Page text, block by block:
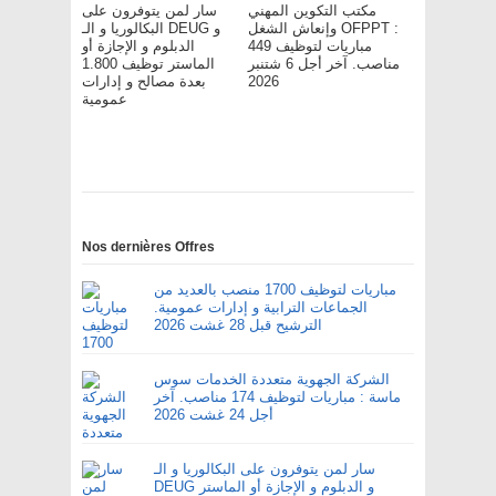
سار لمن يتوفرون على
البكالوريا و الـ DEUG و
الدبلوم و الإجازة أو
الماستر توظيف 1.800
بعدة مصالح و إدارات
عمومية
مكتب التكوين المهني
وإنعاش الشغل OFPPT :
مباريات لتوظيف 449
مناصب. آخر أجل 6 شتنبر
2026
Nos dernières Offres
مباريات لتوظيف 1700 منصب بالعديد من
الجماعات الترابية و إدارات عمومية.
الترشيح قبل 28 غشت 2026
الشركة الجهوية متعددة الخدمات سوس
ماسة : مباريات لتوظيف 174 مناصب. آخر
أجل 24 غشت 2026
سار لمن يتوفرون على البكالوريا و الـ
DEUG و الدبلوم و الإجازة أو الماستر